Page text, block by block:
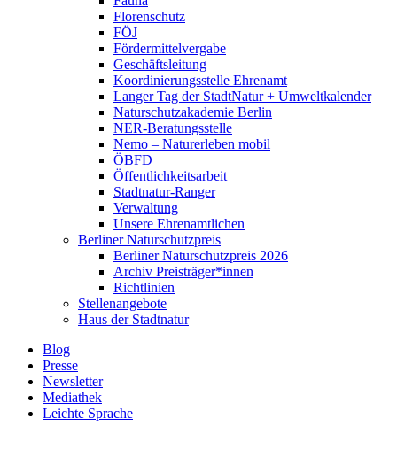
Florenschutz
FÖJ
Fördermittelvergabe
Geschäftsleitung
Koordinierungsstelle Ehrenamt
Langer Tag der StadtNatur + Umweltkalender
Naturschutzakademie Berlin
NER-Beratungsstelle
Nemo – Naturerleben mobil
ÖBFD
Öffentlichkeitsarbeit
Stadtnatur-Ranger
Verwaltung
Unsere Ehrenamtlichen
Berliner Naturschutzpreis
Berliner Naturschutzpreis 2026
Archiv Preisträger*innen
Richtlinien
Stellenangebote
Haus der Stadtnatur
Blog
Presse
Newsletter
Mediathek
Leichte Sprache